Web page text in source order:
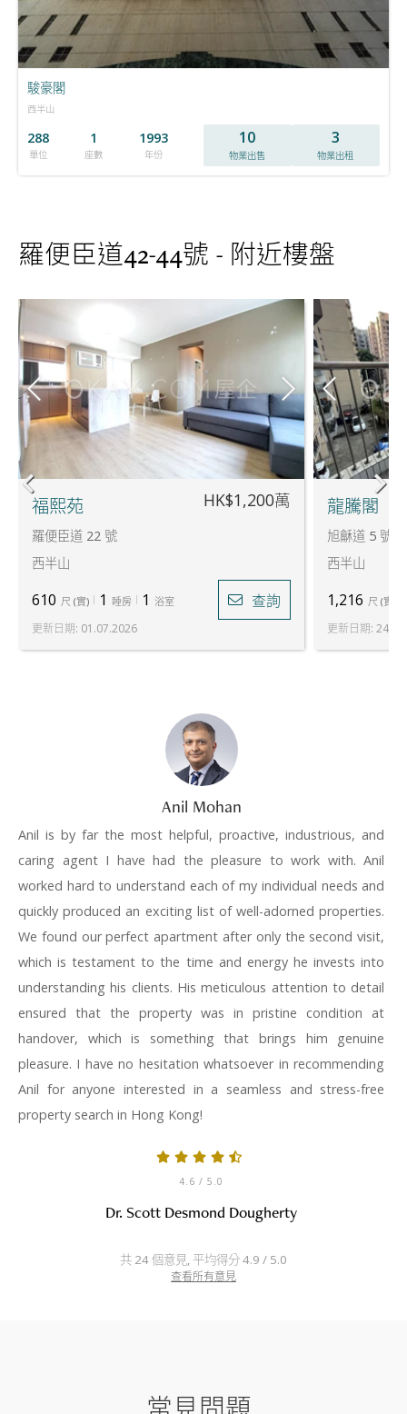
駿豪閣
西半山
288
單位
1
座數
1993
年份
10
物業出售
3
物業出租
羅便臣道42-44號 - 附近樓盤
福熙苑
羅便臣道 22 號
西半山
HK$1,200萬
610 尺 (實) 1 睡房 1 浴室 查詢
更新日期: 01.07.2026
龍騰閣
旭龢道 5 號
西半山
1,216 尺 (實
更新日期:
Anil Mohan
Anil is by far the most helpful, proactive, industrious, and
caring agent I have had the pleasure to work with. Anil
worked hard to understand each of my individual needs and
quickly produced an exciting list of well-adorned properties.
We found our perfect apartment after only the second visit,
which is testament to the time and energy he invests into
understanding his clients. His meticulous attention to detail
ensured that the property was in pristine condition at
handover, which is something that brings him genuine
pleasure. I have no hesitation whatsoever in recommending
Anil for anyone interested in a seamless and stress-free
property search in Hong Kong!
4.6 / 5.0
Dr. Scott Desmond Dougherty
共 24 個意見, 平均得分 4.9 / 5.0
查看所有意見